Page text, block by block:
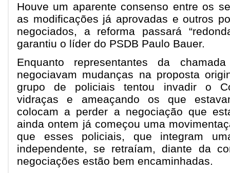
Houve um aparente consenso entre os
as modificações já aprovadas e outros
negociados, a reforma passará
garantiu o líder do PSDB Paulo Bauer.
Enquanto representantes da
negociavam mudanças na proposta
grupo de policiais tentou invadir o
vidraças e ameaçando os que
colocam a perder a negociação que
ainda ontem já começou uma
que esses policiais, que integram
independente, se retraíam, diante da
negociações estão bem encaminhadas.